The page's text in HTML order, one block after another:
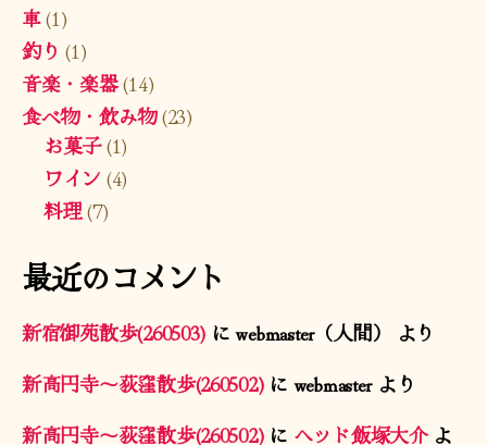
車(1)
釣り (1)
音楽・楽器(14)
食べ物・飲み物(23)
お菓子(1)
ワイン (4)
料理(7)
最近のコメント
新宿御苑散歩(260503) にwebmaster（人間）
より
新高円寺〜荻窪散歩(260502)に webmasterより
新高円寺〜荻窪散歩(260502)に ヘッド飯塚大介よ